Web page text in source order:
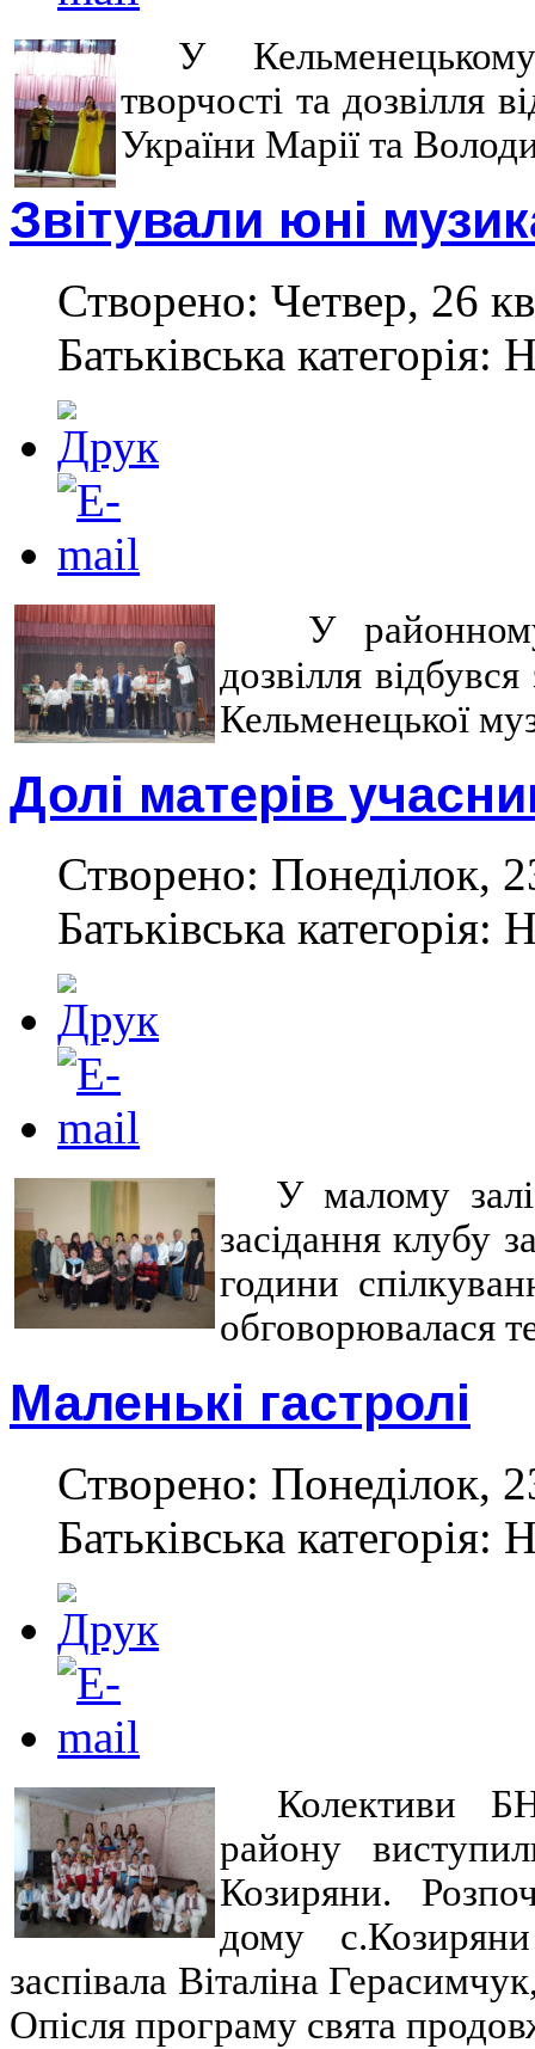
У
творчості та дозвілля
України Марії та
Звітували юні
Створено: Четвер, 26
Батьківська категорія:
У
дозвілля
Кельменецької
Долі матерів
Створено: Понеділок,
Батьківська категорія:
У малому
засідання клубу
години
обговорювалася
Маленькі гастролі
Створено: Понеділок,
Батьківська категорія:
Колективи
району
Козиряни.
дому
заспівала Віталіна
Опісля програму свята